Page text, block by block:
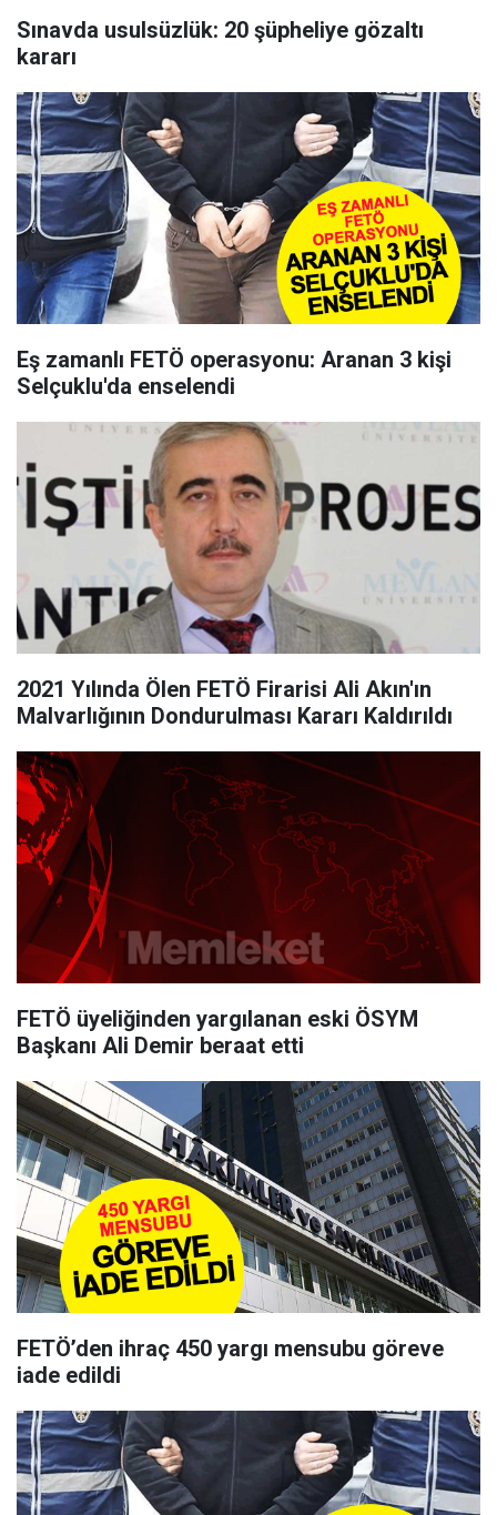
Sınavda usulsüzlük: 20 şüpheliye gözaltı
kararı
Eş zamanlı FETÖ operasyonu: Aranan 3 kişi
Selçuklu'da enselendi
2021 Yılında Ölen FETÖ Firarisi Ali Akın'ın
Malvarlığının Dondurulması Kararı Kaldırıldı
FETÖ üyeliğinden yargılanan eski ÖSYM
Başkanı Ali Demir beraat etti
FETÖ’den ihraç 450 yargı mensubu göreve
iade edildi